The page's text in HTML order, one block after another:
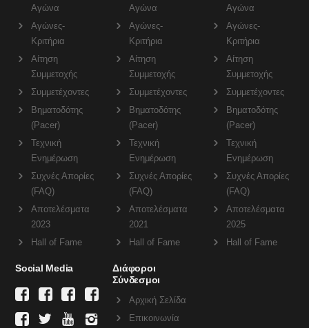
Αγώνα
Αγώνες-
Κριτήρια
Αίτηση
Συμμετοχής
Συμμετέχοντες
Βηματοδότης
(Pacer)
Τεχνική
Ενημέρωση
Συχνές Απορίες
(FAQ)
Αποτελέσματα
2023
Hall of Fame
Αγώνα
Αγώνες-
Κριτήρια
Αίτηση
Συμμετοχής
Συμμετέχοντες
Βηματοδότης
(Pacer)
Τεχνική
Ενημέρωση
Συχνές Απορίες
(FAQ)
Αποτελέσματα
2021
Hall of Fame
Αγώνα
Αγώνες-
Κριτήρια
Αίτηση
Συμμετοχής
Συμμετέχοντες
Βηματοδότης
(Pacer)
Τεχνική
Ενημέρωση
Συχνές Απορίες
(FAQ)
Αποτελέσματα
2025
Hall of Fame
Social Media
Διάφοροι
Σύνδεσμοι
Αρχική Σελίδα
Επικοινωνία